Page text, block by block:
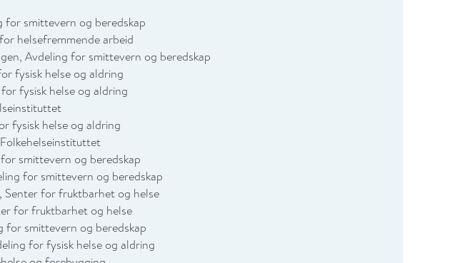
for smittevern og beredskap
helsefremmende arbeid
Avdeling for smittevern og beredskap
fysisk helse og aldring
fysisk helse og aldring
fysisk helse og aldring
smittevern og beredskap
for smittevern og beredskap
Senter for fruktbarhet og helse
for fruktbarhet og helse
for smittevern og beredskap
for fysisk helse og aldring